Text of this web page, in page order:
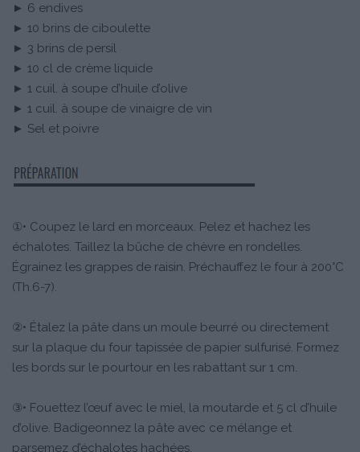
► 6 endives
► 10 brins de ciboulette
► 3 brins de persil
► 10 cl de crème liquide
► 1 cuil. à soupe d’huile d’olive
► 1 cuil. à soupe de vinaigre de vin
► Sel et poivre
①• Coupez le lard en morceaux. Pelez et hachez les
échalotes. Taillez la bûche de chèvre en rondelles.
Égrainez les grappes de raisin. Préchauffez le four à 200°C
(Th.6-7).
②• Étalez la pâte dans un moule beurré ou directement
sur la plaque du four tapissée de papier sulfurisé. Formez
les bords sur le pourtour en les rabattant sur 1 cm.
③• Fouettez l’œuf avec le miel, la moutarde et 5 cl d’huile
d’olive. Badigeonnez la pâte avec ce mélange et
parsemez d’échalotes hachées.